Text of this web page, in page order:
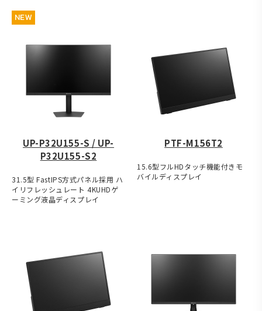
NEW
UP-P32U155-S / UP-
P32U155-S2
31.5型 FastIPS方式パネル採用 ハ
イリフレッシュレート 4KUHDゲ
ーミング液晶ディスプレイ
PTF-M156T2
15.6型フルHDタッチ機能付きモ
バイルディスプレイ